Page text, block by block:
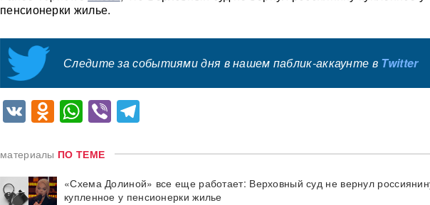
пенсионерки жилье.
Следите за событиями дня в нашем паблик-аккаунте в Twitter
VKOdnoklassniki
WhatsApp
Viber
материалы ПО ТЕМЕ
«Схема Долиной» все еще работает: Верховный суд не вернул
купленное у пенсионерки жилье